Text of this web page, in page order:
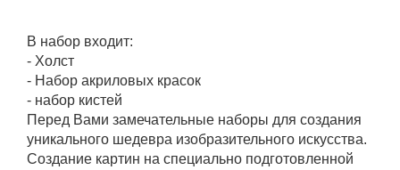
В набор входит:
- Холст
- Набор акриловых красок
- набор кистей
Перед Вами замечательные наборы для создания
уникального шедевра изобразительного искусства.
Создание картин на специально подготовленной